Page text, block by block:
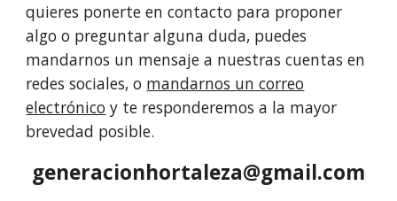
quieres ponerte en contacto para proponer
algo o preguntar alguna duda, puedes
mandarnos un mensaje a nuestras cuentas en
redes sociales, o mandarnos un correo
electrónico y te responderemos a la mayor
brevedad posible.
generacionhortaleza@gmail.com